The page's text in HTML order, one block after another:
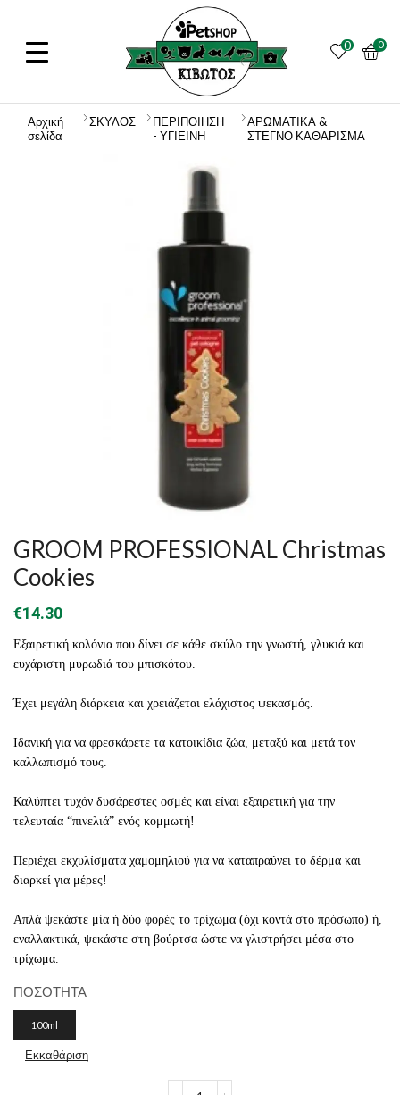
0 0
Αρχική
σελίδα
ΣΚΥΛΟΣ
ΠΕΡΙΠΟΙΗΣΗ
- ΥΓΙΕΙΝΗ
ΑΡΩΜΑΤΙΚΑ &
ΣΤΕΓΝΟ ΚΑΘΑΡΙΣΜΑ
GROOM PROFESSIONAL Christmas
Cookies
€14.30
Εξαιρετική κολόνια που δίνει σε κάθε σκύλο την γνωστή, γλυκιά και
ευχάριστη μυρωδιά του μπισκότου.
Έχει μεγάλη διάρκεια και χρειάζεται ελάχιστος ψεκασμός.
Ιδανική για να φρεσκάρετε τα κατοικίδια ζώα, μεταξύ και μετά τον
καλλωπισμό τους.
Καλύπτει τυχόν δυσάρεστες οσμές και είναι εξαιρετική για την
τελευταία “πινελιά” ενός κομμωτή!
Περιέχει εκχυλίσματα χαμομηλιού για να καταπραΰνει το δέρμα και
διαρκεί για μέρες!
Απλά ψεκάστε μία ή δύο φορές το τρίχωμα (όχι κοντά στο πρόσωπο) ή,
εναλλακτικά, ψεκάστε στη βούρτσα ώστε να γλιστρήσει μέσα στο
τρίχωμα.
ΠΟΣΟΤΗΤΑ
100ml
Εκκαθάριση